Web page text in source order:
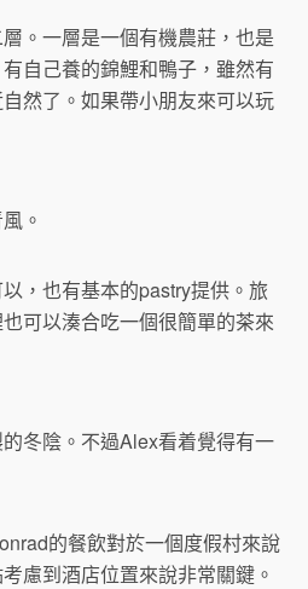
。一層是一個有機農莊，也是
自己養的錦鯉和鴨子，雖然有
然了。如果帶小朋友來可以玩
。
，也有基本的pastry提供。旅
可以湊合吃一個很簡單的茶來
冬陰。不過Alex看着覺得有一
的餐飲對於一個度假村來說
慮到酒店位置來說非常關鍵。